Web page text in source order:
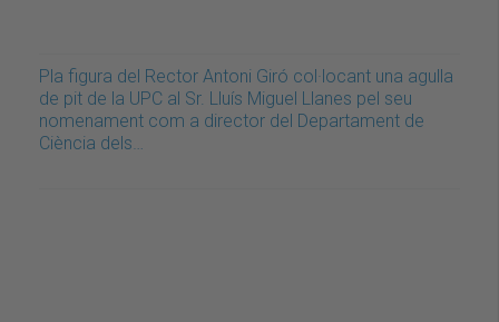
Pla figura del Rector Antoni Giró col·locant una agulla
de pit de la UPC al Sr. Lluís Miguel Llanes pel seu
nomenament com a director del Departament de
Ciència dels…